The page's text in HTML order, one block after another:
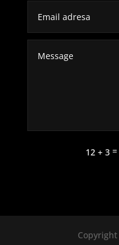
12 + 3 =
Copyright